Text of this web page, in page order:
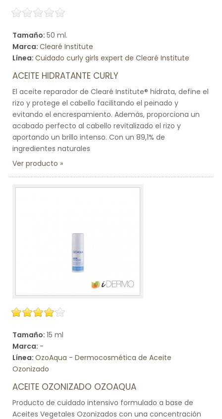
Tamaño: 50 ml.
Marca: Clearé Institute
Línea: Cuidado curly girls expert de Clearé Institute
ACEITE HIDRATANTE CURLY
El aceite reparador de Clearé Institute® hidrata, define el
rizo y protege el cabello facilitando el peinado y
evitando el encrespamiento. Además, proporciona un
acabado perfecto al cabello revitalizado el rizo y
aportando un brillo intenso. Con un 89,1% de
ingredientes naturales
Ver producto
Tamaño: 15 ml
Marca: -
Línea: OzoAqua - Dermocosmética de Aceite
Ozonizado
ACEITE OZONIZADO OZOAQUA
Producto de cuidado intensivo formulado a base de
Aceites Vegetales Ozonizados con una concentración